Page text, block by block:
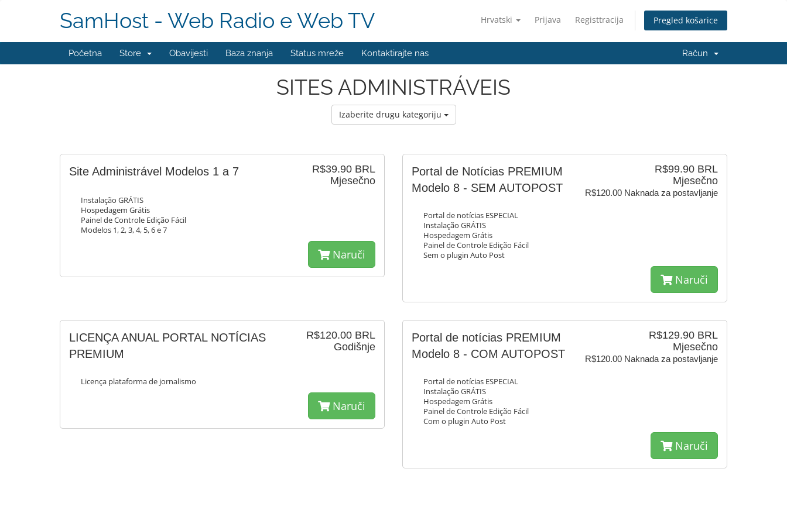
Hrvatski Prijava Registtracija Pregled košarice
SamHost - Web Radio e Web TV
Početna Store Obavijesti Baza znanja Status mreže Kontaktirajte nas Račun
SITES ADMINISTRÁVEIS
Izaberite drugu kategoriju
R$39.90 BRL
Mjesečno
Site Administrável Modelos 1 a 7
Instalação GRÁTIS
Hospedagem Grátis
Painel de Controle Edição Fácil
Modelos 1, 2, 3, 4, 5, 6 e 7
Naruči
R$99.90 BRL
Mjesečno
R$120.00 Naknada za postavljanje
Portal de Notícias PREMIUM
Modelo 8 - SEM AUTOPOST
Portal de notícias ESPECIAL
Instalação GRÁTIS
Hospedagem Grátis
Painel de Controle Edição Fácil
Sem o plugin Auto Post
Naruči
R$120.00 BRL
Godišnje
LICENÇA ANUAL PORTAL NOTÍCIAS
PREMIUM
Licença plataforma de jornalismo
Naruči
R$129.90 BRL
Mjesečno
R$120.00 Naknada za postavljanje
Portal de notícias PREMIUM
Modelo 8 - COM AUTOPOST
Portal de notícias ESPECIAL
Instalação GRÁTIS
Hospedagem Grátis
Painel de Controle Edição Fácil
Com o plugin Auto Post
Naruči